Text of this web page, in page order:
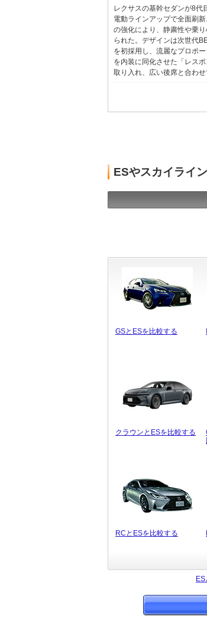
レクサスの基幹セダンが8代
電動ラインアップで全面刷
の強化により、静粛性や乗
られた。デザインは次世代
を初採用し、流麗なプロポ
を内装に同化させた「レス
取り入れ、広い後席と合わ
ESやスカイライ
GSとESを比較する
クラウンとESを比較する
RCとESを比較する